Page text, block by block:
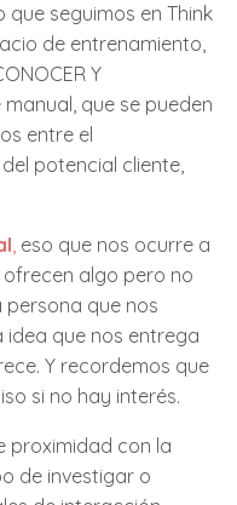
seguimos en Think
de entrenamiento,
Y
manual, que se pueden
entre el
potencial cliente,
, eso que nos ocurre a
algo pero no
persona que nos
que nos entrega
Y recordemos que
si no hay interés.
proximidad con la
de investigar o